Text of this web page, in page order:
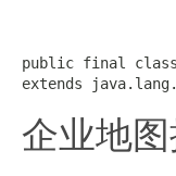
public final
extends
企业地图